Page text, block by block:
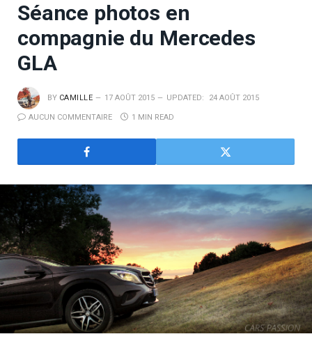
Séance photos en
compagnie du Mercedes
GLA
BY CAMILLE 17 AOÛT 2015 UPDATED: 24 AOÛT 2015
AUCUN COMMENTAIRE 1 MIN READ